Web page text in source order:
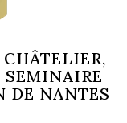
DE NANTES